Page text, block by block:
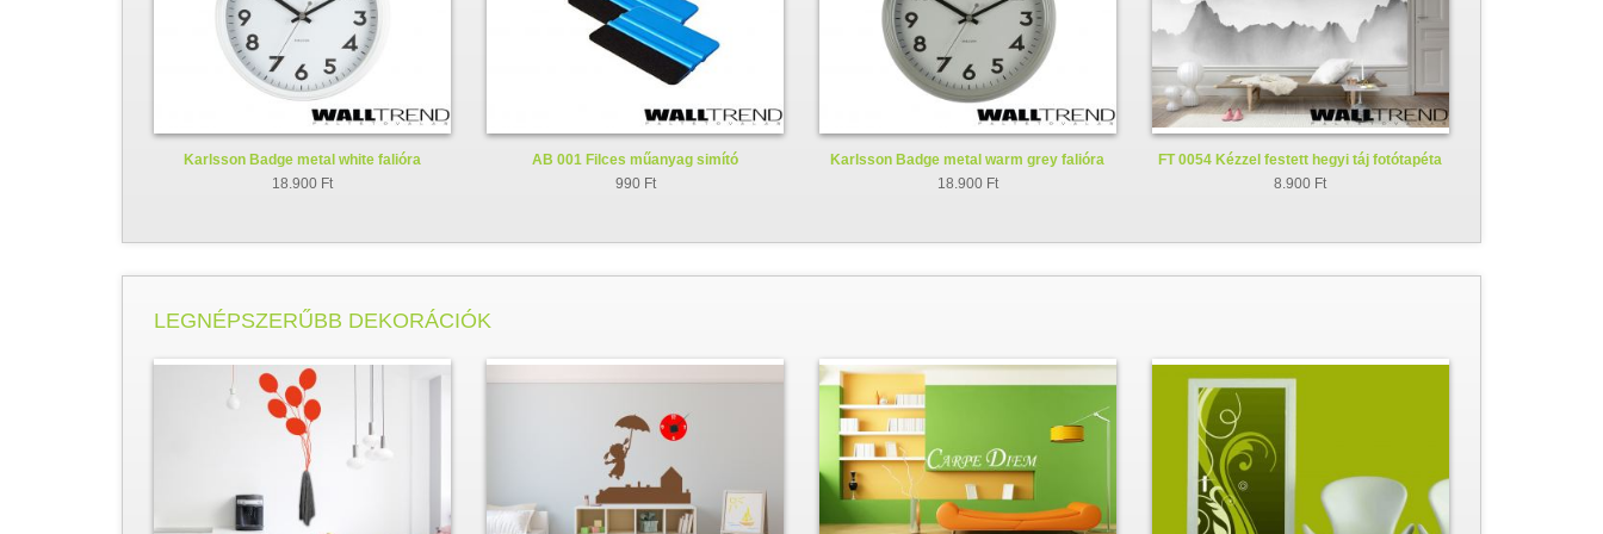
Karlsson Badge metal white falióra
KA5610WH
18.900 Ft
AB 001 Filces műanyag simító
990 Ft
Karlsson Badge metal warm grey falióra
KA5610GY
18.900 Ft
FT 0054 Kézzel festett hegyi táj fotótapéta
8.900 Ft
LEGNÉPSZERŰBB DEKORÁCIÓK